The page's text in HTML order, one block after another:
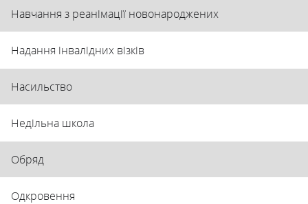
Навчання з реанімації новонароджених
Надання інвалідних візків
Насильство
Недільна школа
Обряд
Одкровення